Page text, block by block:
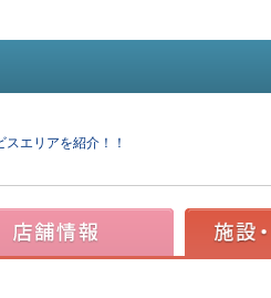
エリアを紹介！！